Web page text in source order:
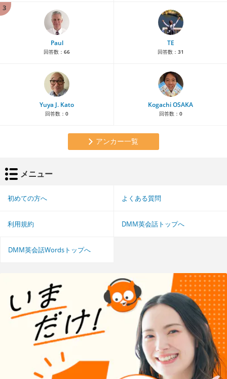
3
Paul
回答数： 66
TE
回答数： 31
Yuya J. Kato
回答数： 0
Kogachi OSAKA
回答数： 0
アンカー一覧
メニュー
初めての方へ よくある質問
利用規約 DMM英会話トップへ
DMM英会話Wordsトップへ